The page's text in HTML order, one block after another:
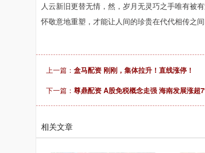
人云新旧更替无情，然，岁月无灵巧之手唯有被
怀敬意地重塑，才能让人间的珍贵在代代相传之
上一篇： 盒马配资 刚刚，集体拉升！直线涨停！
下一篇： 尊鼎配资 A股免税概念走强 海南发展涨超
相关文章